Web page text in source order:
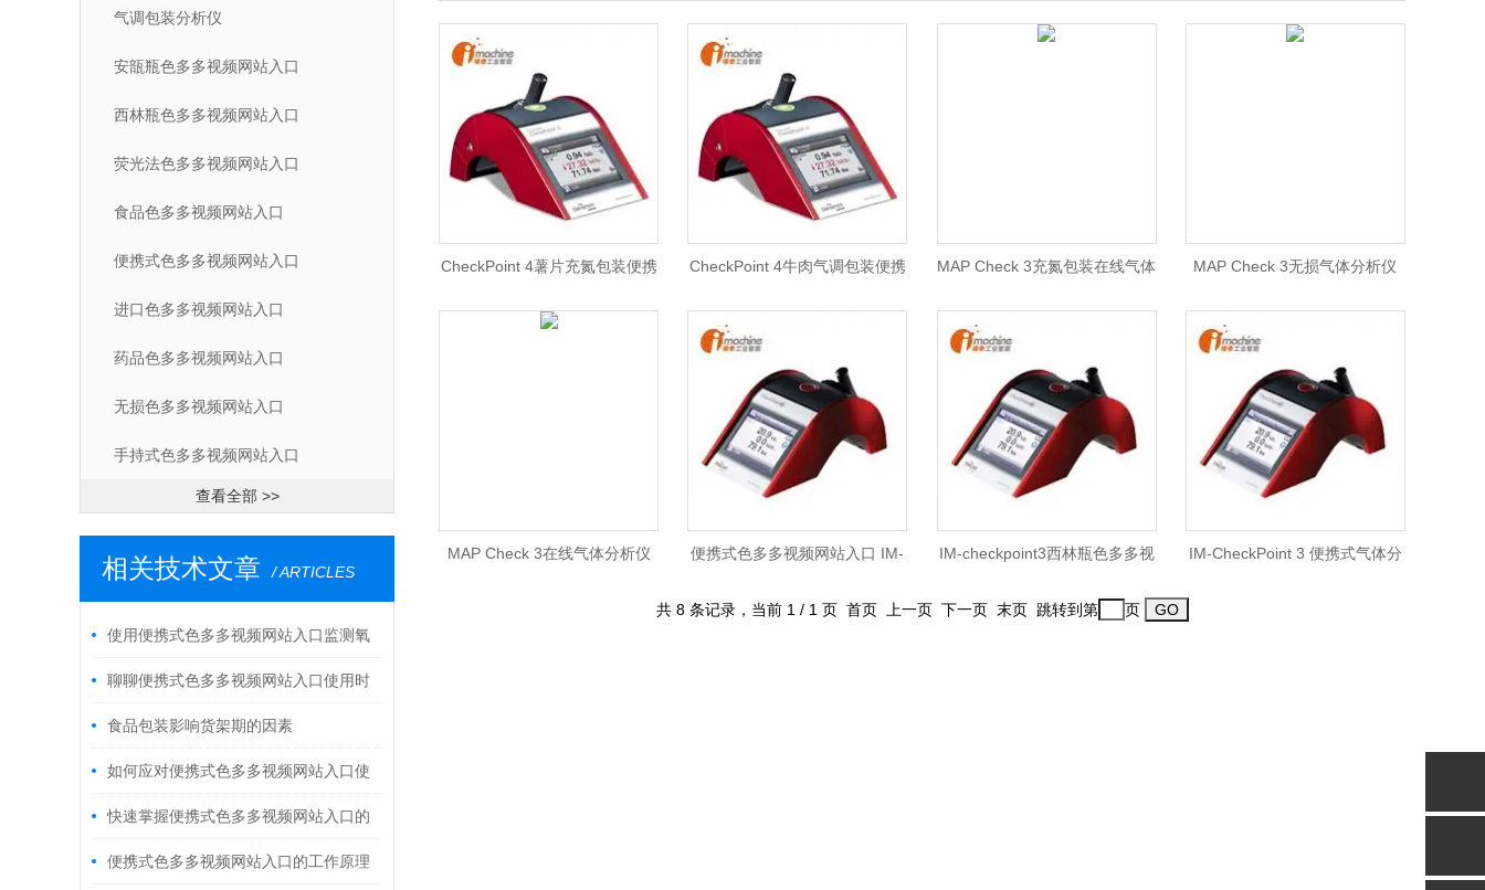
气调包装分析仪
安瓿瓶色多多视频网站入口
西林瓶色多多视频网站入口
荧光法色多多视频网站入口
食品色多多视频网站入口
便携式色多多视频网站入口
进口色多多视频网站入口
药品色多多视频网站入口
无损色多多视频网站入口
手持式色多多视频网站入口
查看全部 >>
相关技术文章 / ARTICLES
使用便携式色多多视频网站入口监测氧
气浓度的优势
聊聊便携式色多多视频网站入口使用时
的疑难杂症
食品包装影响货架期的因素
如何应对便携式色多多视频网站入口使
用中一些特殊情况？
快速掌握便携式色多多视频网站入口的
使用秘籍！
便携式色多多视频网站入口的工作原理
CheckPoint 4薯片充氮包装便携
式色多多视频网站入口
CheckPoint 4牛肉气调包装便携
式色多多视频网站入口
MAP Check 3充氮包装在线气体
分析仪
MAP Check 3无损气体分析仪
MAP Check 3在线气体分析仪 便携式色多多视频网站入口 IM- IM-checkpoint3西林瓶色多多视 IM-CheckPoint 3 便携式气体分
共 8 条记录，当前 1 / 1 页 首页 上一页 下一页 末页 跳转到第 页